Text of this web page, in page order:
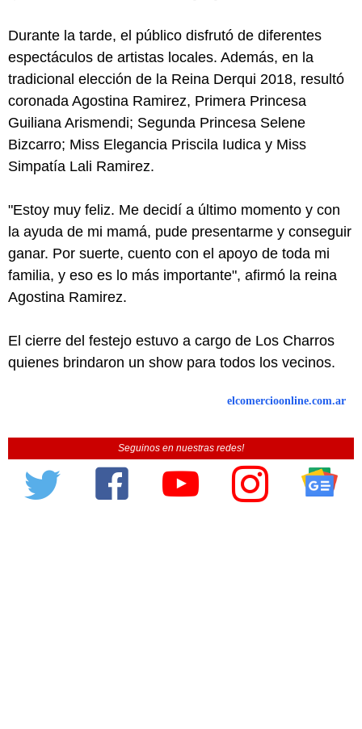
Durante la tarde, el público disfrutó de diferentes
espectáculos de artistas locales. Además, en la
tradicional elección de la Reina Derqui 2018, resultó
coronada Agostina Ramirez, Primera Princesa
Guiliana Arismendi; Segunda Princesa Selene
Bizcarro; Miss Elegancia Priscila Iudica y Miss
Simpatía Lali Ramirez.
"Estoy muy feliz. Me decidí a último momento y con
la ayuda de mi mamá, pude presentarme y conseguir
ganar. Por suerte, cuento con el apoyo de toda mi
familia, y eso es lo más importante", afirmó la reina
Agostina Ramirez.
El cierre del festejo estuvo a cargo de Los Charros
quienes brindaron un show para todos los vecinos.
elcomercioonline.com.ar
Seguinos en nuestras redes!